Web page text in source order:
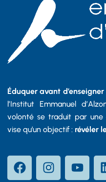
Éduquer avant d’enseigner
l’Institut Emmanuel
volonté se traduit par
vise qu’un objectif : révéler